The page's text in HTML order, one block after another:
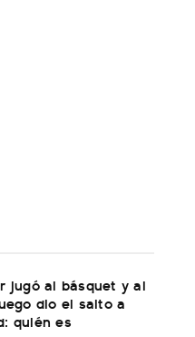
jugó al básquet y al
dio el salto a
quién es